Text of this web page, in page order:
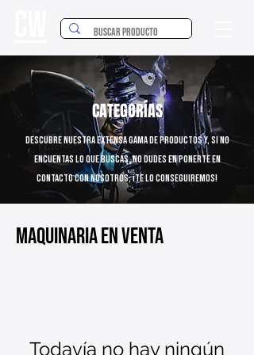
CATEGORÍAS
Descubre nuestra extensa gama de productos y, si no
encuentas lo que buscas, no dudes en ponerte en
contacto con nosotros; ¡Te lo conseguiremos!
Maquinaria en venta
Todavía no hay ningún